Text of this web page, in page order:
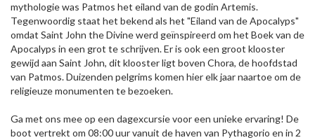
mythologie was Patmos het eiland van de godin Artemis.
Tegenwoordig staat het bekend als het "Eiland van de Apocalyps"
omdat Saint John the Divine werd geïnspireerd om het Boek van de
Apocalyps in een grot te schrijven. Er is ook een groot klooster
gewijd aan Saint John, dit klooster ligt boven Chora, de hoofdstad
van Patmos. Duizenden pelgrims komen hier elk jaar naartoe om de
religieuze monumenten te bezoeken.
Ga met ons mee op een dagexcursie voor een unieke ervaring! De
boot vertrekt om 08:00 uur vanuit de haven van Pythagorio en in 2